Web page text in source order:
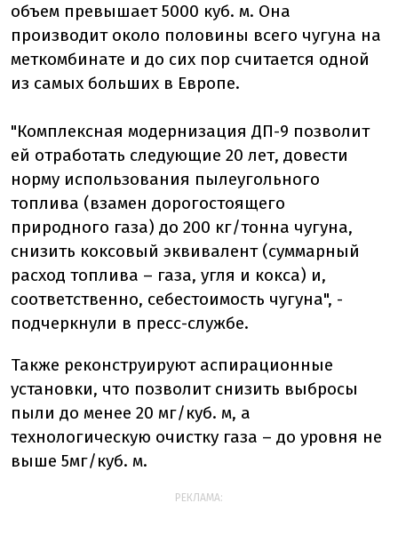
объем превышает 5000 куб. м. Она
производит около половины всего чугуна на
меткомбинате и до сих пор считается одной
из самых больших в Европе.
"Комплексная модернизация ДП-9 позволит
ей отработать следующие 20 лет, довести
норму использования пылеугольного
топлива (взамен дорогостоящего
природного газа) до 200 кг/тонна чугуна,
снизить коксовый эквивалент (суммарный
расход топлива – газа, угля и кокса) и,
соответственно, себестоимость чугуна", -
подчеркнули в пресс-службе.
Также реконструируют аспирационные
установки, что позволит снизить выбросы
пыли до менее 20 мг/куб. м, а
технологическую очистку газа – до уровня не
выше 5мг/куб. м.
РЕКЛАМА: